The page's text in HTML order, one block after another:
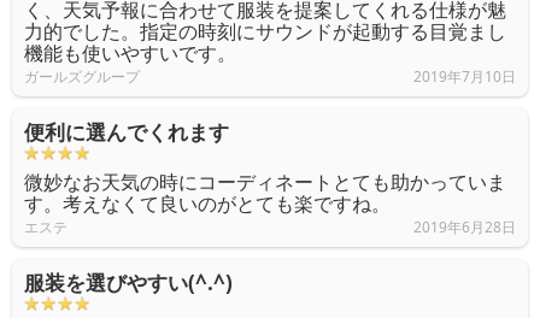
く、天気予報に合わせて服装を提案してくれる仕様が魅
力的でした。指定の時刻にサウンドが起動する目覚まし
機能も使いやすいです。
ガールズグループ 2019年7月10日
便利に選んでくれます
微妙なお天気の時にコーディネートとても助かっていま
す。考えなくて良いのがとても楽ですね。
エステ 2019年6月28日
服装を選びやすい(^.^)